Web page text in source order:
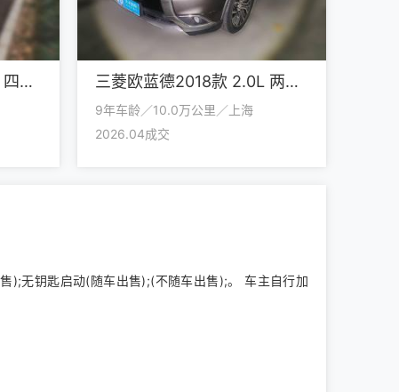
三菱欧蓝德2018款 2.4L 四驱精英版 5座 三菱欧蓝德2018款 2.0L 两驱荣耀版 5座
9年车龄／10.0万公里／上海
2026.04成交
);无钥匙启动(随车出售);(不随车出售);。 车主自行加